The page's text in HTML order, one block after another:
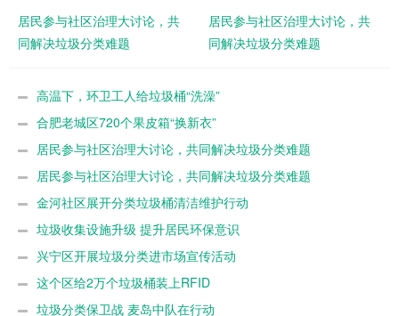
居民参与社区治理大讨论，共
同解决垃圾分类难题
居民参与社区治理大讨论，共
同解决垃圾分类难题
高温下，环卫工人给垃圾桶“洗澡”
合肥老城区720个果皮箱“换新衣”
居民参与社区治理大讨论，共同解决垃圾分类难题
居民参与社区治理大讨论，共同解决垃圾分类难题
金河社区展开分类垃圾桶清洁维护行动
垃圾收集设施升级 提升居民环保意识
兴宁区开展垃圾分类进市场宣传活动
这个区给2万个垃圾桶装上RFID
垃圾分类保卫战 麦岛中队在行动